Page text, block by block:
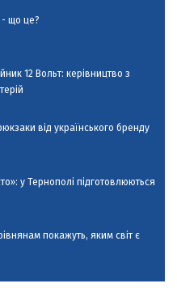
- що це?
12 Вольт: керівництво з
від українського бренду
у Тернополі підготовлюються
покажуть, яким світ є